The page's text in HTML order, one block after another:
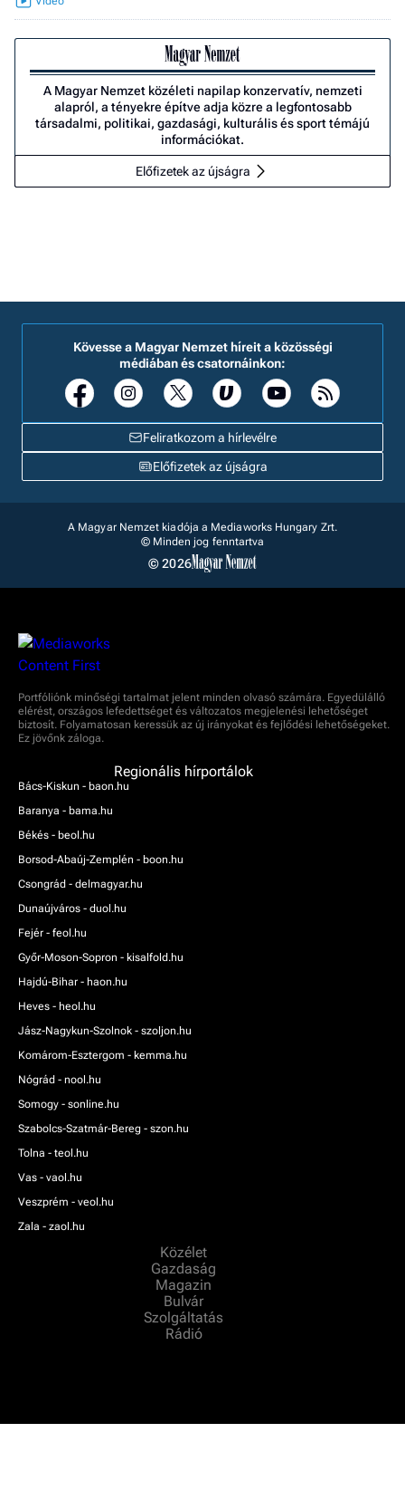
A Magyar Nemzet közéleti napilap konzervatív, nemzeti
alapról, a tényekre építve adja közre a legfontosabb
társadalmi, politikai, gazdasági, kulturális és sport témájú
információkat.
Előfizetek az újságra
Feliratkozom a hírlevélre
Kövesse a Magyar Nemzet híreit a közösségi
médiában és csatornáinkon:
Előfizetek az újságra
A Magyar Nemzet kiadója a Mediaworks Hungary Zrt.
© Minden jog fenntartva
© 2026
Portfóliónk minőségi tartalmat jelent minden olvasó számára. Egyedülálló
elérést, országos lefedettséget és változatos megjelenési lehetőséget
biztosít. Folyamatosan keressük az új irányokat és fejlődési lehetőségeket.
Ez jövőnk záloga.
Regionális hírportálok
Bács-Kiskun - baon.hu
Baranya - bama.hu
Békés - beol.hu
Borsod-Abaúj-Zemplén - boon.hu
Csongrád - delmagyar.hu
Dunaújváros - duol.hu
Fejér - feol.hu
Győr-Moson-Sopron - kisalfold.hu
Hajdú-Bihar - haon.hu
Heves - heol.hu
Jász-Nagykun-Szolnok - szoljon.hu
Komárom-Esztergom - kemma.hu
Nógrád - nool.hu
Somogy - sonline.hu
Szabolcs-Szatmár-Bereg - szon.hu
Tolna - teol.hu
Vas - vaol.hu
Veszprém - veol.hu
Zala - zaol.hu
Közélet
Gazdaság
Magazin
Bulvár
Szolgáltatás
Rádió